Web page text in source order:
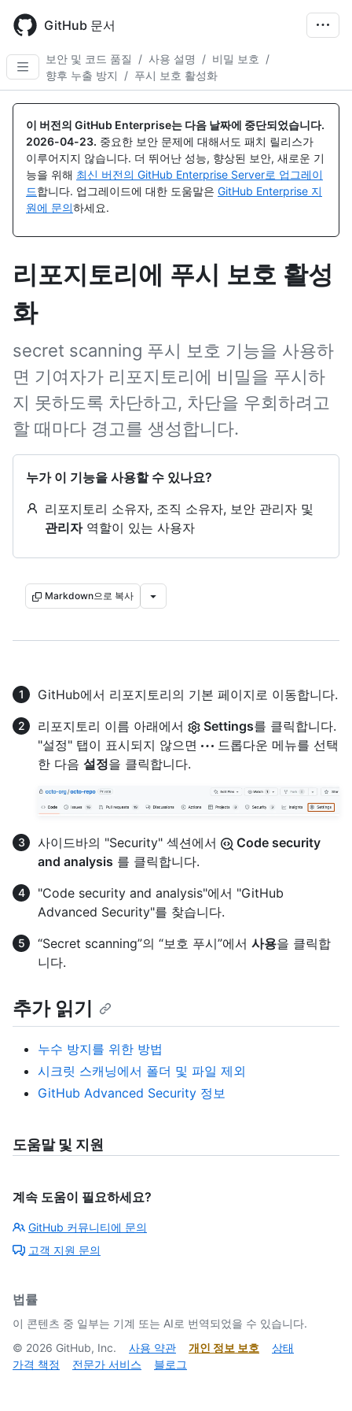
main
content
GitHub 문서
보안 및 코드 품질 / 사용 설명 / 비밀 보호 /
향후 누출 방지
/ 푸시 보호 활성화
이 버전의 GitHub Enterprise는 다음 날짜에 중단되었습니다.
2026-04-23. 중요한 보안 문제에 대해서도 패치 릴리스가
이루어지지 않습니다. 더 뛰어난 성능, 향상된 보안, 새로운 기
능을 위해 최신 버전의 GitHub Enterprise Server로 업그레이
드합니다. 업그레이드에 대한 도움말은 GitHub Enterprise 지
원에 문의하세요.
리포지토리에 푸시 보호 활성
화
secret scanning 푸시 보호 기능을 사용하
면 기여자가 리포지토리에 비밀을 푸시하
지 못하도록 차단하고, 차단을 우회하려고
할 때마다 경고를 생성합니다.
누가 이 기능을 사용할 수 있나요?
리포지토리 소유자, 조직 소유자, 보안 관리자 및
관리자역할이 있는 사용자
Markdown으로 복사
GitHub에서 리포지토리의 기본 페이지로 이동합니다.
리포지토리 이름 아래에서
Settings를 클릭합니다.
"설정" 탭이 표시되지 않으면
드롭다운 메뉴를 선택
한 다음 설정을 클릭합니다.
사이드바의 "Security" 섹션에서
Code security
and analysis 를 클릭합니다.
"Code security and analysis"에서 "GitHub
Advanced Security"를 찾습니다.
“Secret scanning”의 “보호 푸시”에서 사용을 클릭합
니다.
추가 읽기
누수 방지를 위한 방법
시크릿 스캐닝에서 폴더 및 파일 제외
GitHub Advanced Security 정보
도움말 및 지원
계속 도움이 필요하세요?
GitHub 커뮤니티에 문의
고객 지원 문의
법률
이 콘텐츠 중 일부는 기계 또는 AI로 번역되었을 수 있습니다.
© 2026 GitHub, Inc. 사용 약관 개인 정보 보호
상태
가격 책정
전문가 서비스 블로그